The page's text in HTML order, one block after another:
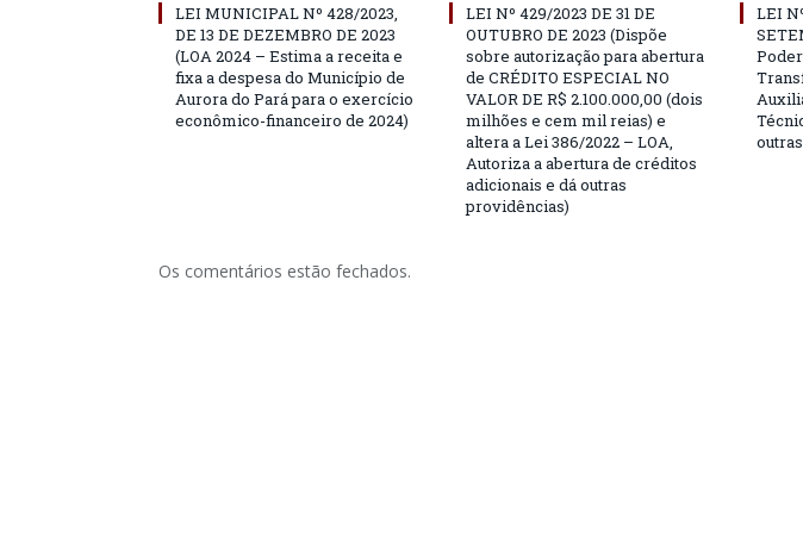
LEI MUNICIPAL Nº 428/2023,
DE 13 DE DEZEMBRO DE 2023
(LOA 2024 – Estima a receita e
fixa a despesa do Município de
Aurora do Pará para o exercício
econômico-financeiro de 2024)
LEI Nº 429/2023 DE 31 DE
OUTUBRO DE 2023 (Dispõe
sobre autorização para abertura
de CRÉDITO ESPECIAL NO
VALOR DE R$ 2.100.000,00 (dois
milhões e cem mil reias) e
altera a Lei 386/2022 – LOA,
Autoriza a abertura de créditos
adicionais e dá outras
providências)
LEI
Os comentários estão fechados.